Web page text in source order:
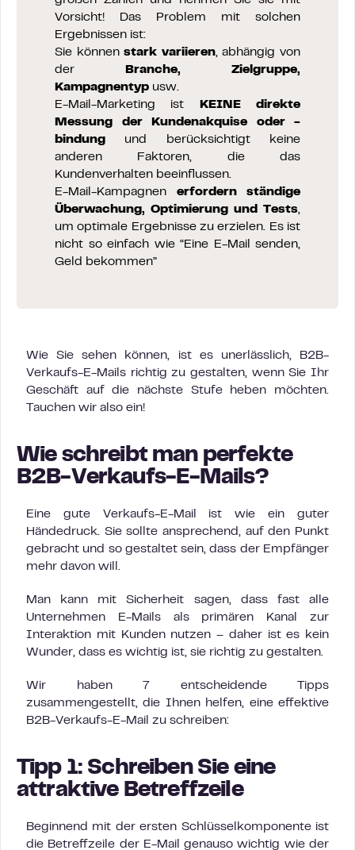
Vorsicht! Das Problem mit solchen
Ergebnissen ist:
Sie könnenstark variieren, abhängig von
der
Branche, Zielgruppe,
Kampagnentyp usw.
E-Mail-Marketing ist
KEINE direkte
Messung der Kundenakquise oder -
bindung und berücksichtigt keine
anderen Faktoren, die das
Kundenverhalten beeinflussen.
E-Mail-Kampagnen erfordern ständige
Überwachung, Optimierung und Tests,
um optimale Ergebnisse zu erzielen. Es ist
nicht so einfach wie “Eine E-Mail senden,
Geld bekommen”
Wie Sie sehen können, ist es unerlässlich, B2B-
Verkaufs-E-Mails richtig zu gestalten, wenn Sie Ihr
Geschäft auf die nächste Stufe heben möchten.
Tauchen wir also ein!
Wie schreibt man perfekte
B2B-Verkaufs-E-Mails?
Eine gute Verkaufs-E-Mail ist wie ein guter
Händedruck. Sie sollte ansprechend, auf den Punkt
gebracht und so gestaltet sein, dass der Empfänger
mehr davon will.
Man kann mit Sicherheit sagen, dass fast alle
Unternehmen E-Mails als primären Kanal zur
Interaktion mit Kunden nutzen – daher ist es kein
Wunder, dass es wichtig ist, sie richtig zu gestalten.
Wir haben 7 entscheidende Tipps
zusammengestellt, die Ihnen helfen, eine effektive
B2B-Verkaufs-E-Mail zu schreiben:
Tipp 1: Schreiben Sie eine
attraktive Betreffzeile
Beginnend mit der ersten Schlüsselkomponente ist
die Betreffzeile der E-Mail genauso wichtig wie der